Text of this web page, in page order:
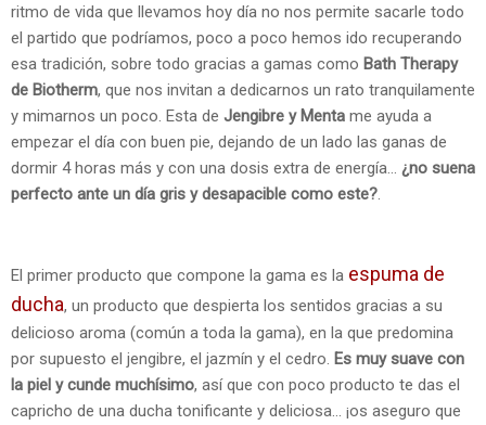
ritmo de vida que llevamos hoy día no nos permite sacarle todo
el partido que podríamos, poco a poco hemos ido recuperando
esa tradición, sobre todo gracias a gamas como Bath Therapy
de Biotherm, que nos invitan a dedicarnos un rato tranquilamente
y mimarnos un poco. Esta de Jengibre y Menta me ayuda a
empezar el día con buen pie, dejando de un lado las ganas de
dormir 4 horas más y con una dosis extra de energía... ¿no suena
perfecto ante un día gris y desapacible como este?.
El primer producto que compone la gama es la espuma de
ducha, un producto que despierta los sentidos gracias a su
delicioso aroma (común a toda la gama), en la que predomina
por supuesto el jengibre, el jazmín y el cedro. Es muy suave con
la piel y cunde muchísimo, así que con poco producto te das el
capricho de una ducha tonificante y deliciosa... ¡os aseguro que